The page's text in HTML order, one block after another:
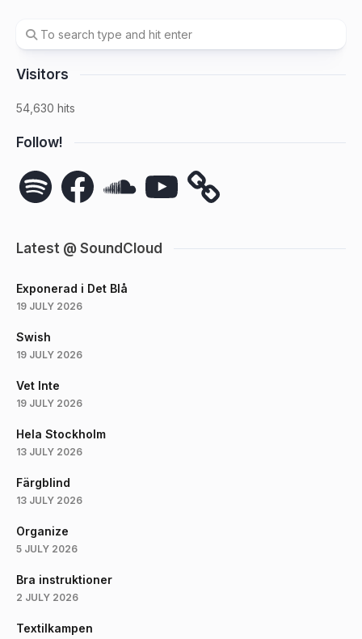
Visitors
54,630 hits
Follow!
Spotify FacebookSoundCloudYouTube
Latest @ SoundCloud
Exponerad i Det Blå
19 JULY 2026
Swish
19 JULY 2026
Vet Inte
19 JULY 2026
Hela Stockholm
13 JULY 2026
Färgblind
13 JULY 2026
Organize
5 JULY 2026
Bra instruktioner
2 JULY 2026
Textilkampen